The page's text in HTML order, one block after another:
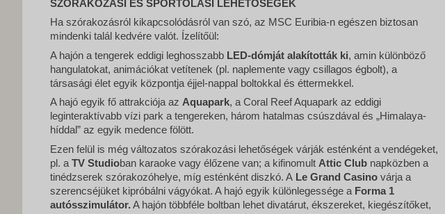
SZÓRAKOZÁSI ÉS SPORTOLÁSI LEHETŐSÉGEK
Ha szórakozásról kikapcsolódásról van szó, az MSC Euribia-n egészen biztosan
mindenki talál kedvére valót. Ízelítőül:
A hajón a tengerek eddigi leghosszabb LED-dómját alakították ki, amin különböző
hangulatokat, animációkat vetítenek (pl. naplemente vagy csillagos égbolt), a
társasági élet egyik központja éjjel-nappal boltokkal és éttermekkel.
A hajó egyik fő attrakciója az Aquapark, a Coral Reef Aquapark az eddigi
leginteraktívabb vízi park a tengereken, három hatalmas csúszdával és „Himalaya-
híddal” az egyik medence fölött.
Ezen felül is még változatos szórakozási lehetőségek várják esténként a vendégeket,
pl. a TV Studioban karaoke vagy élőzene van; a kifinomult Attic Club napközben a
tinédzserek szórakozóhelye, míg esténként diszkó. A Le Grand Casino várja a
szerencséjüket kipróbálni vágyókat. A hajó egyik különlegessége a Forma 1
autósszimulátor. A hajón többféle boltban lehet divatárut, ékszereket, kiegészítőket,